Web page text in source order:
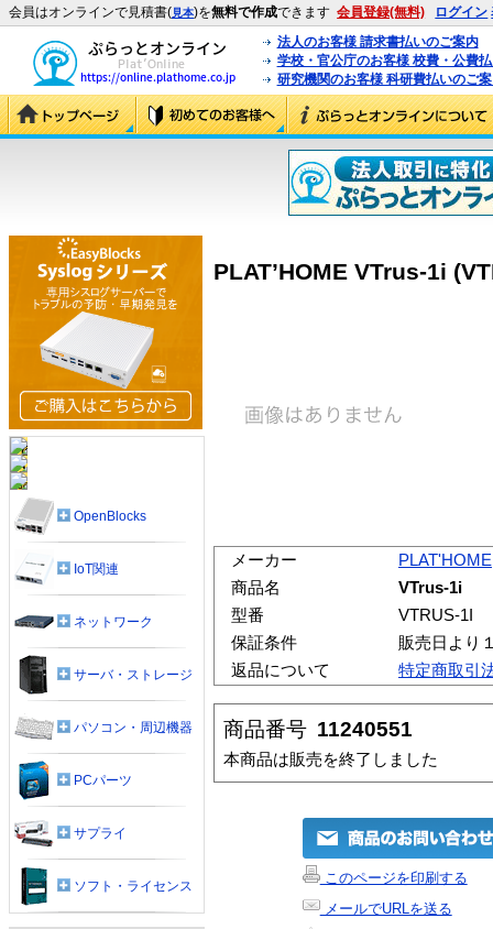
会員はオンラインで見積書(見本)を無料で作成できます 会員登録(無料) ログイン
法人のお客様 請求書払いのご案内
学校・官公庁のお客様 校費・公費
研究機関のお客様 科研費払いのご
PLAT’HOME VTrus-1i
メーカー
PLAT'HOME
商品名
VTrus-1i
型番
VTRUS-1I
保証条件
販売日より
返品について
特定商取引
商品番号 11240551
本商品は販売を終了しました
このページを印刷する
メールでURLを送る
OpenBlocks
IoT関連
ネットワーク
サーバ・ストレージ
パソコン・周辺機器
PCパーツ
サプライ
ソフト・ライセンス